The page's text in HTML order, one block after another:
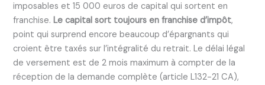
imposables et 15 000 euros de capital qui sortent en
franchise.Le capital sort toujours en franchise d’impôt,
point qui surprend encore beaucoup d’épargnants qui
croient être taxés sur l’intégralité du retrait. Le délai légal
de versement est de 2 mois maximum à compter de la
réception de la demande complète (article L132-21 CA),